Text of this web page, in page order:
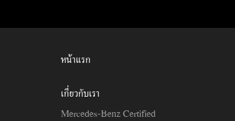
หน้าแรก
เกี่ยวกับเรา
Mercedes-Benz Certified